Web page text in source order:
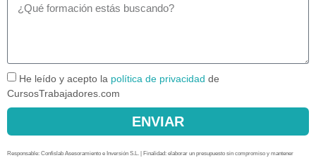
He leído y acepto la política de privacidad de
CursosTrabajadores.com
ENVIAR
Responsable: Confislab Asesoramiento e Inversión S.L. | Finalidad: elaborar un presupuesto sin compromiso y mantener